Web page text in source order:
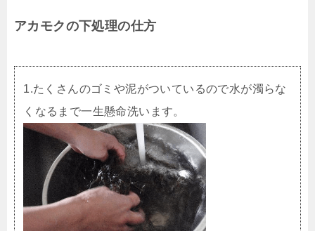
アカモクの下処理の仕方
1.たくさんのゴミや泥がついているので水が濁らな
くなるまで一生懸命洗います。